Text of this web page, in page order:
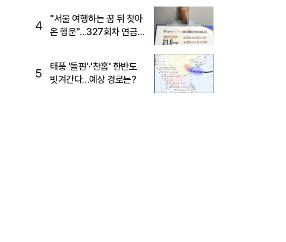
4
"서울 여행하는 꿈 뒤 찾아
온 행운"…327회차 연금
5
태풍 '돌핀'·'찬홈' 한반도
빗겨간다…예상 경로는?